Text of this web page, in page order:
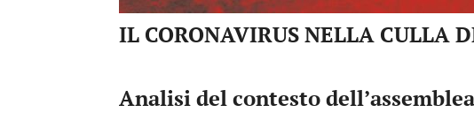
IL CORONAVIRUS NELLA CULLA
Analisi del contesto